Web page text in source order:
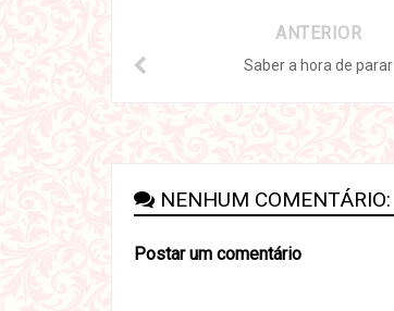
ANTERIOR
Saber a hora de parar
NENHUM COMENTÁRIO:
Postar um comentário